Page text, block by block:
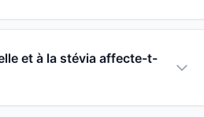
et à la stévia affecte-t-